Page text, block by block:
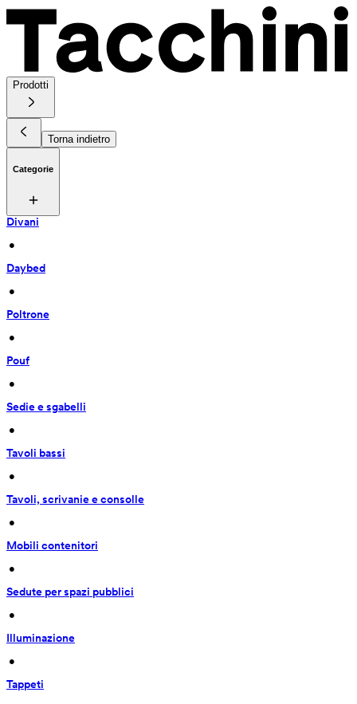
Prodotti
Torna indietro
Categorie
Divani
•
Daybed
•
Poltrone
•
Pouf
•
Sedie e sgabelli
•
Tavoli bassi
•
Tavoli, scrivanie e consolle
•
Mobili contenitori
•
Sedute per spazi pubblici
•
Illuminazione
•
Tappeti